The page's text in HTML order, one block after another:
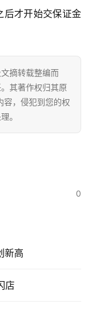
后才开始交保证金
摘转载整编而
其著作权归其原
容，侵犯到您的权
。
0
新高
店